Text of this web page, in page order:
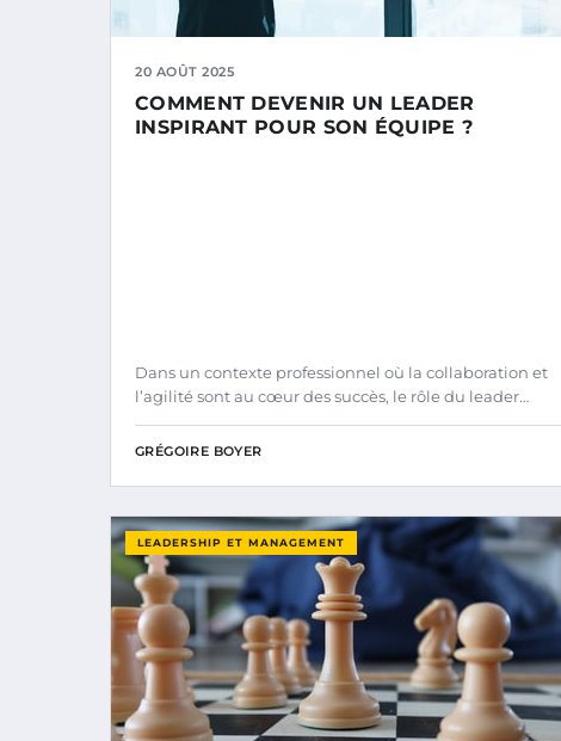
20 AOÛT 2025
COMMENT DEVENIR UN LEADER
INSPIRANT POUR SON ÉQUIPE ?
Dans un contexte professionnel où la collaboration et
l’agilité sont au cœur des succès, le rôle du leader…
GRÉGOIRE BOYER
LEADERSHIP ET MANAGEMENT